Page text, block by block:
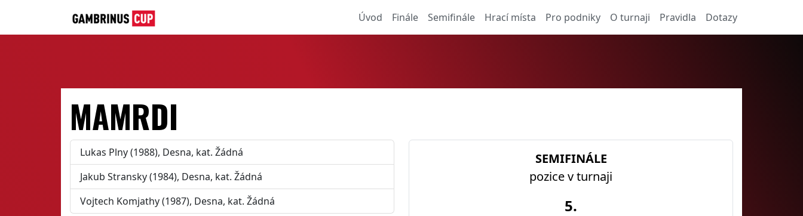
Úvod Finále Semifinále Hrací místa Pro podniky O turnaji Pravidla Dotazy
MAMRDI
Lukas Plny (1988), Desna, kat. Žádná
Jakub Stransky (1984), Desna, kat. Žádná
Vojtech Komjathy (1987), Desna, kat. Žádná
SEMIFINÁLE
pozice v turnaji
5.